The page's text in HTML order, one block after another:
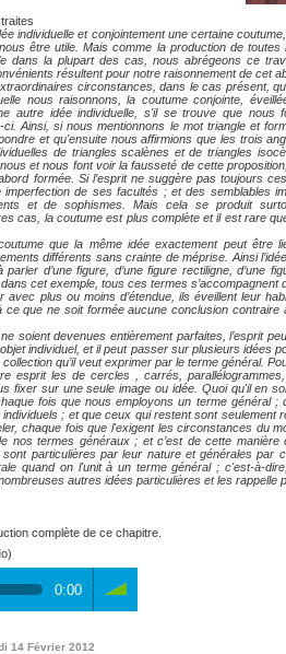
individuelle et conjointement une certaine
être utile. Mais comme la production de
dans la plupart des cas, nous abrégeons ce
résultent pour notre raisonnement de cet
circonstances, dans le cas présent,
nous raisonnons, la coutume conjointe,
autre idée individuelle, s'il se trouve que nous
Ainsi, si nous mentionnons le mot triangle et
et qu'ensuite nous affirmions que les trois
de triangles scalènes et de triangles
et nous font voir la fausseté de cette
formée. Si l’esprit ne suggère pas toujours
imperfection de ses facultés ; et des semblables
et de sophismes. Mais cela se produit
cas, la coutume est plus complète et il est rare
que la même idée exactement peut être
différents sans crainte de méprise. Ainsi
d’une figure, d’une figure rectiligne, d’une
cet exemple, tous ces termes s’accompagnent
avec plus ou moins d’étendue, ils éveillent leur
ce que ne soit formée aucune conclusion
soient devenues entièrement parfaites, l’esprit
objet individuel, et il peut passer sur plusieurs idées
collection qu’il veut exprimer par le terme général.
esprit les de cercles , carrés,
fixer sur une seule image ou idée. Quoi qu'il en
fois que nous employons un terme général ;
; et que ceux qui restent sont seulement
chaque fois que l'exigent les circonstances du
nos termes généraux ; et c’est de cette manière
particulières par leur nature et générales par
quand on l'unit à un terme général ; c'est-à-
autres idées particulières et les rappelle
complète de ce chapitre.
0:00
14 Février 2012